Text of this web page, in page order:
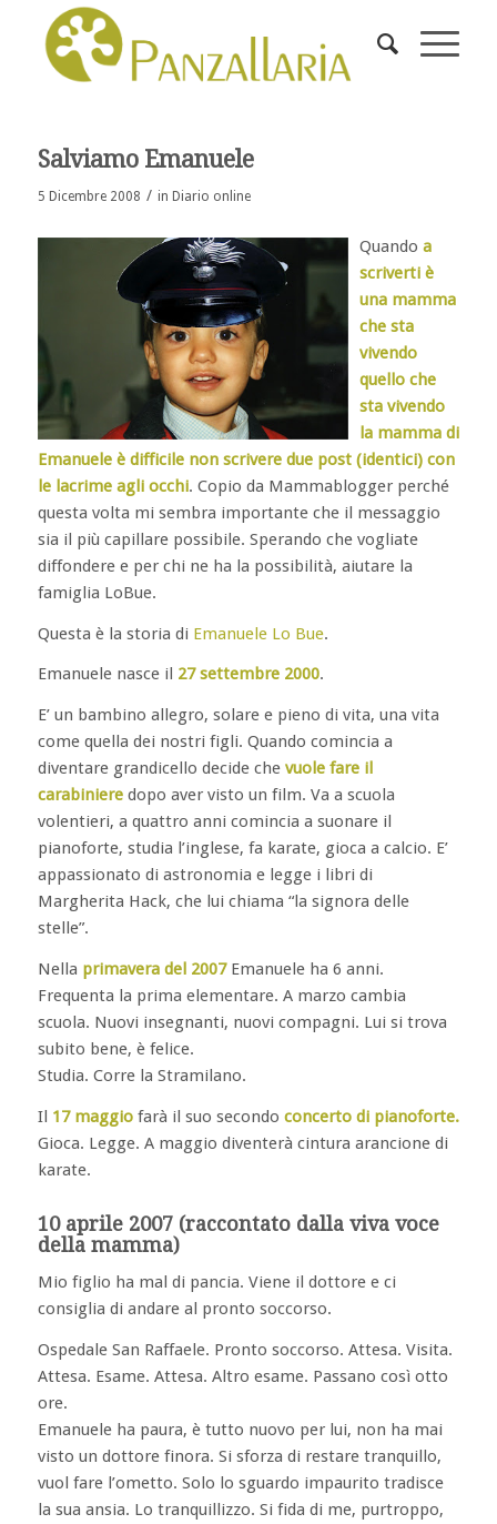
Salviamo Emanuele
5 Dicembre 2008 / in Diario online
Quando a
scriverti è
una mamma
che sta
vivendo
quello che
sta vivendo
la mamma di
Emanuele è difficile non scrivere due post (identici) con
le lacrime agli occhi. Copio da Mammablogger perché
questa volta mi sembra importante che il messaggio
sia il più capillare possibile. Sperando che vogliate
diffondere e per chi ne ha la possibilità, aiutare la
famiglia LoBue.
Questa è la storia di Emanuele Lo Bue.
Emanuele nasce il 27 settembre 2000.
E’ un bambino allegro, solare e pieno di vita, una vita
come quella dei nostri figli. Quando comincia a
diventare grandicello decide che vuole fare il
carabinieredopo aver visto un film. Va a scuola
volentieri, a quattro anni comincia a suonare il
pianoforte, studia l’inglese, fa karate, gioca a calcio. E’
appassionato di astronomia e legge i libri di
Margherita Hack, che lui chiama “la signora delle
stelle”.
Nella primavera del 2007Emanuele ha 6 anni.
Frequenta la prima elementare. A marzo cambia
scuola. Nuovi insegnanti, nuovi compagni. Lui si trova
subito bene, è felice.
Studia. Corre la Stramilano.
Il 17 maggio farà il suo secondo concerto di pianoforte.
Gioca. Legge. A maggio diventerà cintura arancione di
karate.
10 aprile 2007 (raccontato dalla viva voce
della mamma)
Mio figlio ha mal di pancia. Viene il dottore e ci
consiglia di andare al pronto soccorso.
Ospedale San Raffaele. Pronto soccorso. Attesa. Visita.
Attesa. Esame. Attesa. Altro esame. Passano così otto
ore.
Emanuele ha paura, è tutto nuovo per lui, non ha mai
visto un dottore finora. Si sforza di restare tranquillo,
vuol fare l’ometto. Solo lo sguardo impaurito tradisce
la sua ansia. Lo tranquillizzo. Si fida di me, purtroppo,